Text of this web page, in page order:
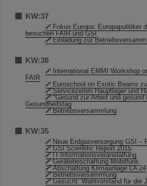
KW:37
Fokus Europa: Europapolitiker
besuchen FAIR und GSI
Einladung zur
KW:36
International EMMI Workshop
FAIR
Euroschool on Exotic Beams
Servicezeiten Hauptlager und
"Gesund zur Arbeit und gesund
Gesundheitstag
Betriebsversammlung
KW:35
Neue Erdgasversorgung GSI –
GSI Scientific Report 2015
IT-Informationsveranstaltung
Gerätebeschaffung Mobilfunk
Abschaltung Klimaanlage LA 24
Betriebsversammlung
Gesucht: Wahlvorstand für die